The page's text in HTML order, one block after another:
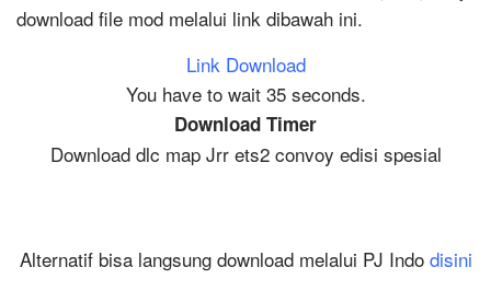
download file mod melalui link dibawah ini.
Link Download
You have to wait 35 seconds.
Download Timer
Download dlc map Jrr ets2 convoy edisi spesial
Alternatif bisa langsung download melalui PJ Indo disini